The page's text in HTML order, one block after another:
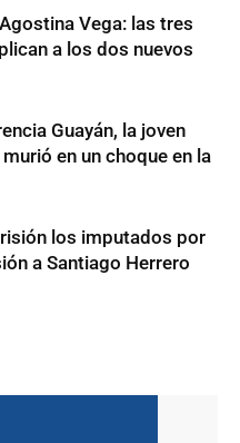
Vega: las tres
a los dos nuevos
Guayán, la joven
en un choque en la
los imputados por
a Santiago Herrero